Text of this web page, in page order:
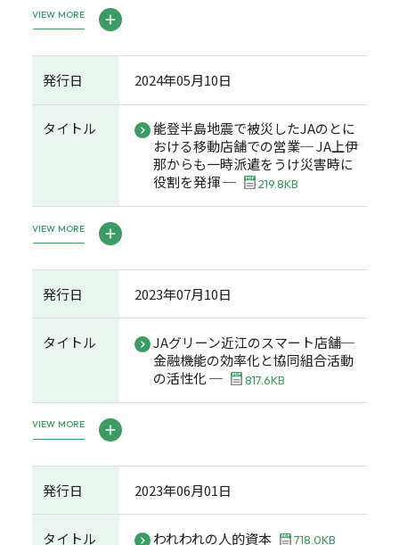
VIEW MORE
発行日 2024年05月10日
タイトル
能登半島地震で被災したJAのとに
おける移動店舗での営業─ JA上伊
那からも一時派遣をうけ災害時に
役割を発揮 ─
219.8KB
VIEW MORE
発行日 2023年07月10日
タイトル
JAグリーン近江のスマート店舗─
金融機能の効率化と協同組合活動
の活性化 ─
817.6KB
VIEW MORE
発行日 2023年06月01日
タイトル われわれの人的資本 718.0KB